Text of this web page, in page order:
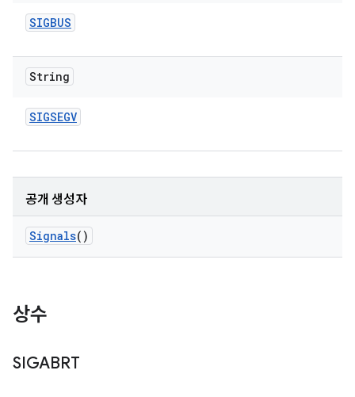
SIGBUS
String
SIGSEGV
공개 생성자
Signals()
상수
SIGABRT